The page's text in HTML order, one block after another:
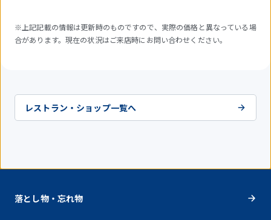
※上記記載の情報は更新時のものですので、実際の価格と異なっている場
合があります。現在の状況はご来店時にお問い合わせください。
レストラン・ショップ一覧へ
落とし物・忘れ物